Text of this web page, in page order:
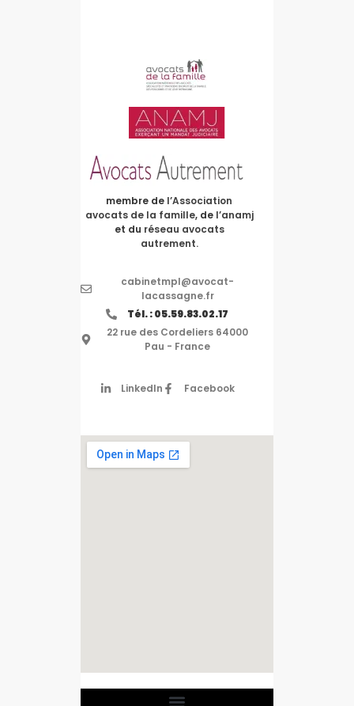
membre de l’Association
avocats de la famille, de l’anamj
et du réseau avocats
autrement.
cabinetmpl@avocat-
lacassagne.fr
Tél. : 05.59.83.02.17
22 rue des Cordeliers 64000
Pau - France
LinkedIn Facebook